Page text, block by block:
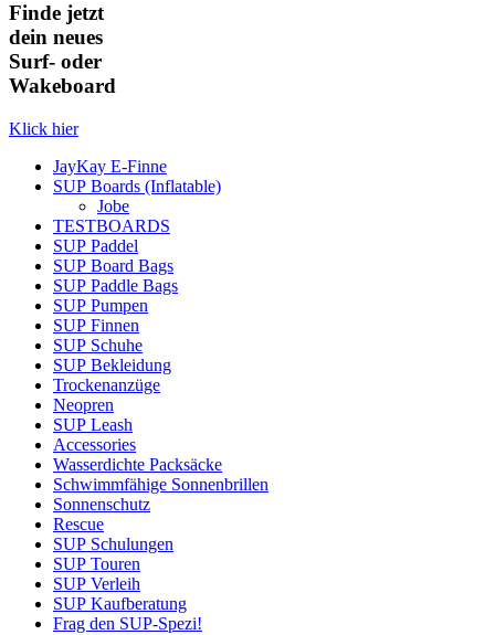
Finde jetzt
dein neues
Surf- oder
Wakeboard
Klick hier
JayKay E-Finne
SUP Boards (Inflatable)
Jobe
TESTBOARDS
SUP Paddel
SUP Board Bags
SUP Paddle Bags
SUP Pumpen
SUP Finnen
SUP Schuhe
SUP Bekleidung
Trockenanzüge
Neopren
SUP Leash
Accessories
Wasserdichte Packsäcke
Schwimmfähige Sonnenbrillen
Sonnenschutz
Rescue
SUP Schulungen
SUP Touren
SUP Verleih
SUP Kaufberatung
Frag den SUP-Spezi!